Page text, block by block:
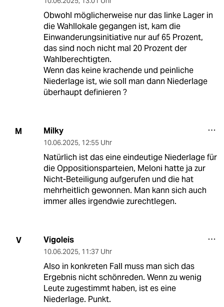
Obwohl möglicherweise nur das linke Lager in
die Wahllokale gegangen ist, kam die
Einwanderungsinitiative nur auf 65 Prozent,
das sind noch nicht mal 20 Prozent der
Wahlberechtigten.
Wenn das keine krachende und peinliche
Niederlage ist, wie soll man dann Niederlage
überhaupt definieren ?
M Milky
10.06.2025, 12:55 Uhr
Natürlich ist das eine eindeutige Niederlage für
die Oppositionsparteien, Meloni hatte ja zur
Nicht-Beteiligung aufgerufen und die hat
mehrheitlich gewonnen. Man kann sich auch
immer alles irgendwie zurechtlegen.
V Vigoleis
10.06.2025, 11:37 Uhr
Also in konkreten Fall muss man sich das
Ergebnis nicht schönreden. Wenn zu wenig
Leute zugestimmt haben, ist es eine
Niederlage. Punkt.